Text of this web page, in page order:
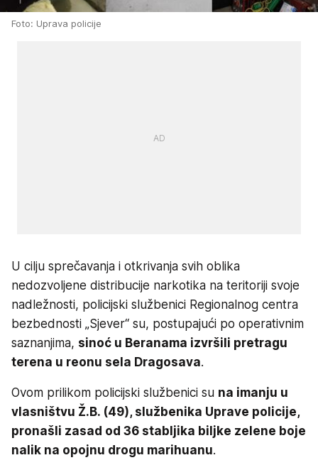
Foto: Uprava policije
U cilju sprečavanja i otkrivanja svih oblika
nedozvoljene distribucije narkotika na teritoriji svoje
nadležnosti, policijski službenici Regionalnog centra
bezbednosti „Sjever“ su, postupajući po operativnim
saznanjima, sinoć u Beranama izvršili pretragu
terena u reonu sela Dragosava.
Ovom prilikom policijski službenici su na imanju u
vlasništvu Ž.B. (49), službenika Uprave policije,
pronašli zasad od 36 stabljika biljke zelene boje
nalik na opojnu drogu marihuanu.